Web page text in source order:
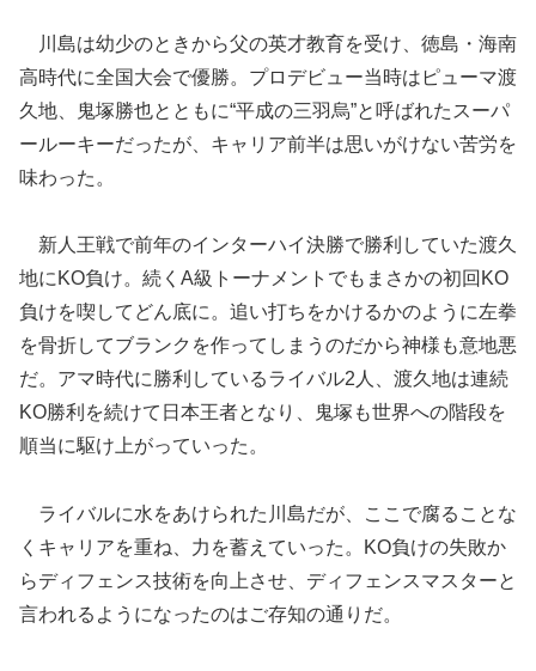
川島は幼少のときから父の英才教育を受け、徳島・海南
高時代に全国大会で優勝。プロデビュー当時はピューマ渡
久地、鬼塚勝也とともに“平成の三羽烏”と呼ばれたスーパ
ールーキーだったが、キャリア前半は思いがけない苦労を
味わった。
新人王戦で前年のインターハイ決勝で勝利していた渡久
地にKO負け。続くA級トーナメントでもまさかの初回KO
負けを喫してどん底に。追い打ちをかけるかのように左拳
を骨折してブランクを作ってしまうのだから神様も意地悪
だ。アマ時代に勝利しているライバル2人、渡久地は連続
KO勝利を続けて日本王者となり、鬼塚も世界への階段を
順当に駆け上がっていった。
ライバルに水をあけられた川島だが、ここで腐ることな
くキャリアを重ね、力を蓄えていった。KO負けの失敗か
らディフェンス技術を向上させ、ディフェンスマスターと
言われるようになったのはご存知の通りだ。